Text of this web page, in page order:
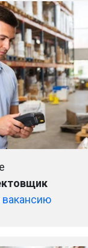
вакансию